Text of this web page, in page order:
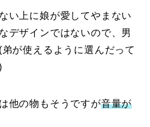
い上に娘が愛してやまない
デザインではないので、男
が使えるように選んだって
他の物もそうですが音量が